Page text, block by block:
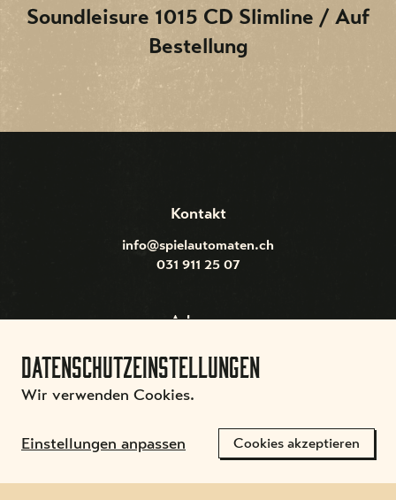
Datenschutzeinstellungen
Wir verwenden Cookies.
Einstellungen anpassen Cookies akzeptieren
Soundleisure 1015 CD Slimline / Auf
Bestellung
Kontakt
info@spielautomaten.ch
031 911 25 07
Adresse
Schwab Spielautomaten AG
Bahnhofstrasse 10, 3314
Schalunen